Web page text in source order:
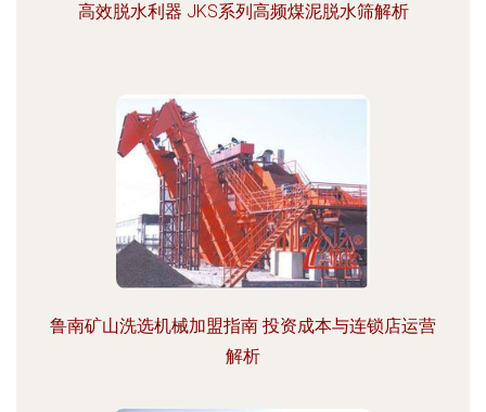
高效脱水利器 JKS系列高频煤泥脱水筛解析
鲁南矿山洗选机械加盟指南 投资成本与连锁店运营
解析